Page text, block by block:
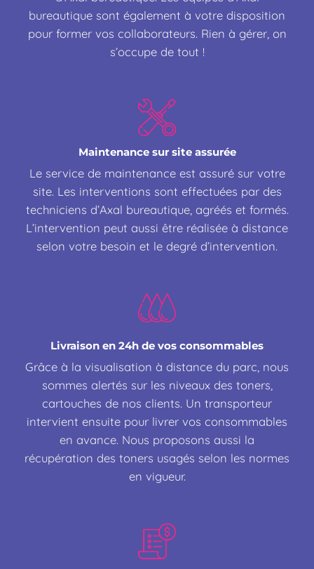
bureautique sont également à votre disposition
pour former vos collaborateurs. Rien à gérer, on
s’occupe de tout !
Maintenance sur site assurée
Le service de maintenance est assuré sur votre
site. Les interventions sont effectuées par des
techniciens d’Axal bureautique, agréés et formés.
L’intervention peut aussi être réalisée à distance
selon votre besoin et le degré d’intervention.
Livraison en 24h de vos consommables
Grâce à la visualisation à distance du parc, nous
sommes alertés sur les niveaux des toners,
cartouches de nos clients. Un transporteur
intervient ensuite pour livrer vos consommables
en avance. Nous proposons aussi la
récupération des toners usagés selon les normes
en vigueur.